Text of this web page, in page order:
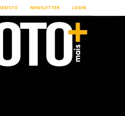
NEWSLETTER LOGIN